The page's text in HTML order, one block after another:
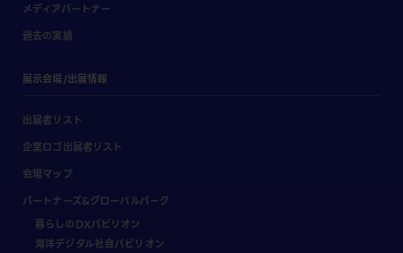
メディアパートナー
過去の実績
展示会場/出展情報
出展者リスト
企業ロゴ出展者リスト
会場マップ
パートナーズ&グローバルパーク
暮らしのDXパビリオン
海洋デジタル社会パビリオン